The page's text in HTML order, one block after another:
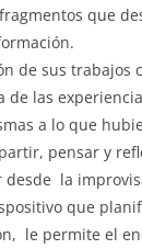
que
de sus trabajos
de las
a lo que
pensar y
desde la
que
le permite el